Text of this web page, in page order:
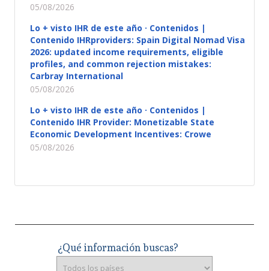
05/08/2026
Lo + visto IHR de este año · Contenidos |
Contenido IHRproviders: Spain Digital Nomad Visa
2026: updated income requirements, eligible
profiles, and common rejection mistakes:
Carbray International
05/08/2026
Lo + visto IHR de este año · Contenidos |
Contenido IHR Provider: Monetizable State
Economic Development Incentives: Crowe
05/08/2026
¿Qué información buscas?